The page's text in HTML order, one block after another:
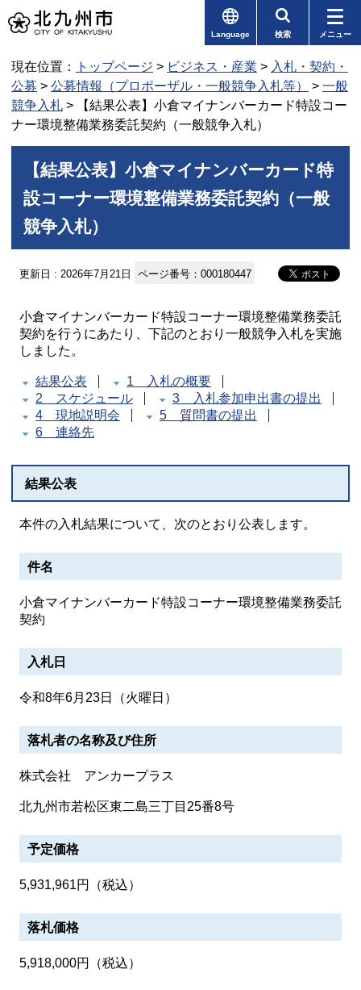
Language 検索 メニュー
現在位置： トップページ > ビジネス・産業 > 入札・契約・
公募 > 公募情報（プロポーザル・一般競争入札等） > 一般
競争入札 > 【結果公表】小倉マイナンバーカード特設コー
ナー環境整備業務委託契約（一般競争入札）
【結果公表】小倉マイナンバーカード特
設コーナー環境整備業務委託契約（一般
競争入札）
更新日 : 2026年7月21日 ページ番号：000180447
小倉マイナンバーカード特設コーナー環境整備業務委託
契約を行うにあたり、下記のとおり一般競争入札を実施
しました。
結果公表
1 入札の概要
2 スケジュール
3 入札参加申出書の提出
4 現地説明会
5 質問書の提出
6 連絡先
結果公表
本件の入札結果について、次のとおり公表します。
件名
小倉マイナンバーカード特設コーナー環境整備業務委託
契約
入札日
令和8年6月23日（火曜日）
落札者の名称及び住所
株式会社 アンカープラス
北九州市若松区東二島三丁目25番8号
予定価格
5,931,961円（税込）
落札価格
5,918,000円（税込）